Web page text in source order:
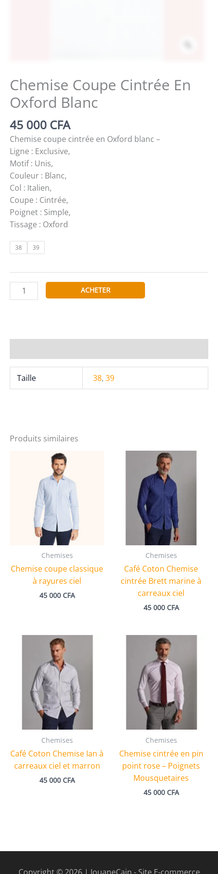
Chemise Coupe Cintrée En
Oxford Blanc
45 000 CFA
Chemise coupe cintrée en Oxford blanc –
Ligne : Exclusive,
Motif : Unis,
Couleur : Blanc,
Col : Italien,
Coupe : Cintrée,
Poignet : Simple,
Tissage : Oxford
38 39
quantité
de
Oxford
Blanc
ACHETER
Taille 38,39
Produits similaires
Chemises
Chemise coupe classique
à rayures ciel
45 000 CFA
Chemises
Café Coton Chemise
cintrée Brett marine à
carreaux ciel
45 000 CFA
Chemises
Café Coton Chemise Ian à
carreaux ciel et marron
45 000 CFA
Chemises
Chemise cintrée en pin
point rose – Poignets
Mousquetaires
45 000 CFA